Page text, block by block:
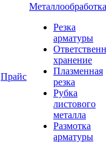
Прайс
Металлообработка
Резка
арматуры
хранение
Плазменная
резка
Рубка
листового
металла
Размотка
арматуры